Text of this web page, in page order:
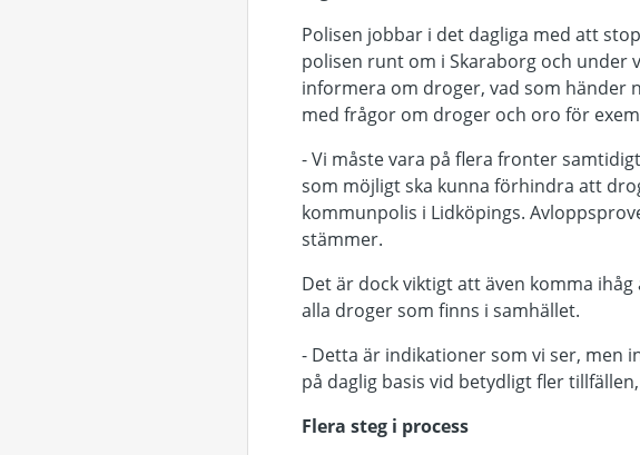
Polisen jobbar i det dagliga med att
polisen runt om i Skaraborg och under
informera om droger, vad som händer
med frågor om droger och oro för
- Vi måste vara på flera fronter
som möjligt ska kunna förhindra att
kommunpolis i Lidköpings.
stämmer.
Det är dock viktigt att även komma
alla droger som finns i samhället.
- Detta är indikationer som vi ser, men
på daglig basis vid betydligt fler
Flera steg i process